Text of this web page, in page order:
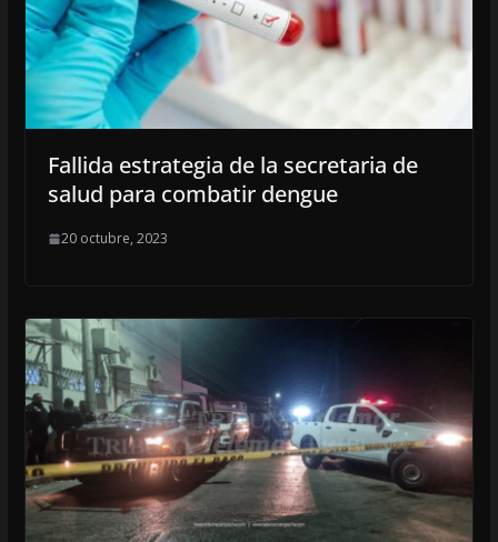
Fallida estrategia de la secretaria de
salud para combatir dengue
20 octubre, 2023